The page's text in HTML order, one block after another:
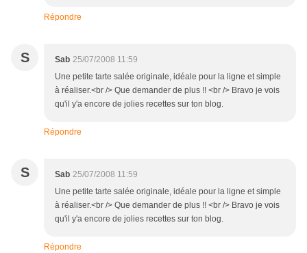
Répondre
S Sab 25/07/2008 11:59
Une petite tarte salée originale, idéale pour la ligne et simple
à réaliser.<br /> Que demander de plus !! <br /> Bravo je vois
qu'il y'a encore de jolies recettes sur ton blog.
Répondre
S Sab 25/07/2008 11:59
Une petite tarte salée originale, idéale pour la ligne et simple
à réaliser.<br /> Que demander de plus !! <br /> Bravo je vois
qu'il y'a encore de jolies recettes sur ton blog.
Répondre